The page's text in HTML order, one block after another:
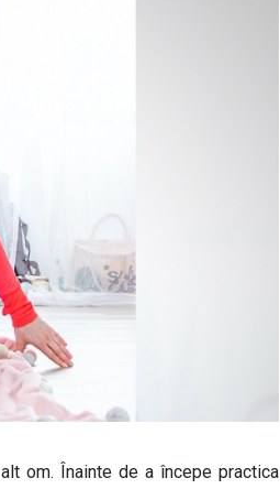
om. Înainte de a începe practica